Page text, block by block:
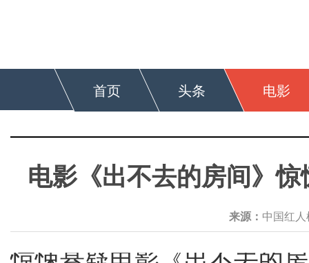
首页 头条 电影
电影《出不去的房间》
来源： 中国红